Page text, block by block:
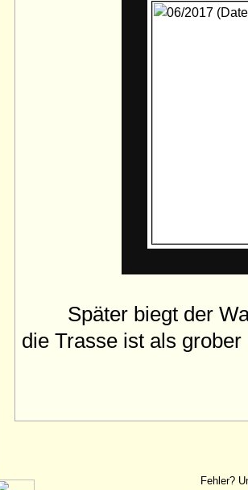
Später biegt der
die Trasse ist als
Fehler?